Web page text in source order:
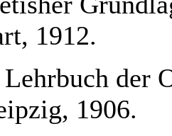
1912.
Lehrbuch der
1906.